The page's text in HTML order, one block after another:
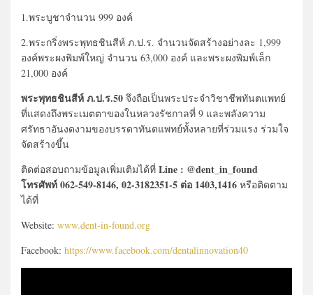
1.พระบูชาจำนวน 999 องค์
2.พระกริ่งพระพุทธชินสีห์ ภ.ป.ร. จำนวนจัดสร้างอย่างละ 1,999
องค์พระผงพิมพ์ใหญ่ จำนวน 63,000 องค์ และพระผงพิมพ์เล็ก
21,000 องค์
พระพุทธชินสีห์ ภ.ป.ร.50 จึงถือเป็นพระประจำวิชาชีพทันตแพทย์
ที่แสดงถึงพระเมตตาของในหลวงรัชกาลที่ 9 และพลังความ
ศรัทธาอันงดงามของบรรดาทันตแพทย์ทั้งหลายที่ร่วมแรง ร่วมใจ
จัดสร้างขึ้น
ติดต่อสอบถามข้อมูลเพิ่มเติมได้ที่ Line : @dent_in_found
โทรศัพท์ 062-549-8146, 02-3182351-5 ต่อ 1403,1416 หรือติดตาม
ได้ที่
Website: www.dent-in-found.org
Facebook: https://www.facebook.com/dentalinnovation40